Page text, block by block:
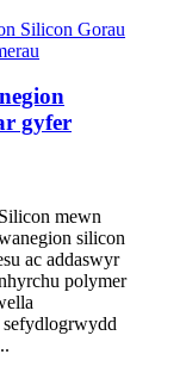
gyfer
mewn
silicon
ac addaswyr
polymer